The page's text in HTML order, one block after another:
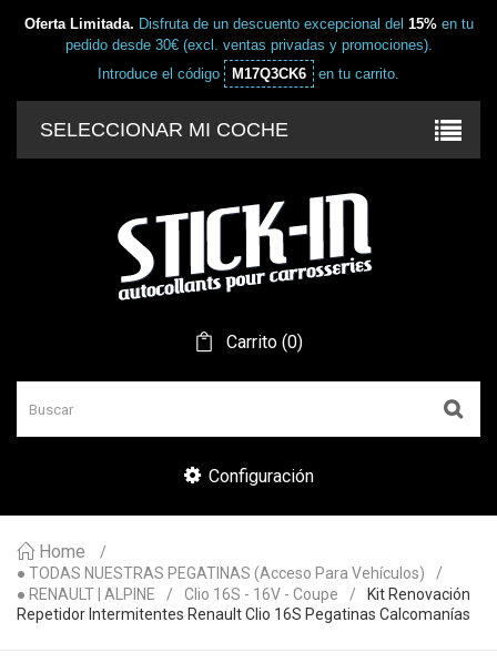
Oferta Limitada. Disfruta de un descuento excepcional del 15%en tu
pedido desde 30€ (excl. ventas privadas y promociones).
Introduce el código
M17Q3CK6 en tu carrito.
SELECCIONAR MI COCHE
Carrito (0)
Configuración
Home
● TODAS NUESTRAS PEGATINAS (acceso Para Vehículos)
● RENAULT | ALPINE
Clio 16S - 16V - Coupe
Kit Renovación
Repetidor Intermitentes Renault Clio 16S Pegatinas Calcomanías